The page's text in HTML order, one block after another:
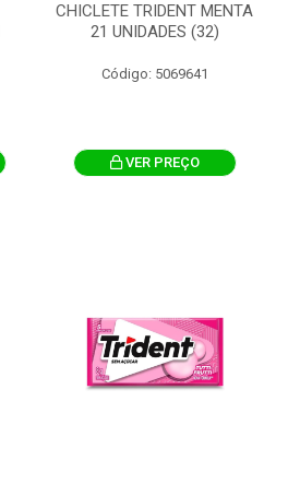
CHICLETE TRIDENT MENTA
21 UNIDADES (32)
Código: 5069641
VER PREÇO